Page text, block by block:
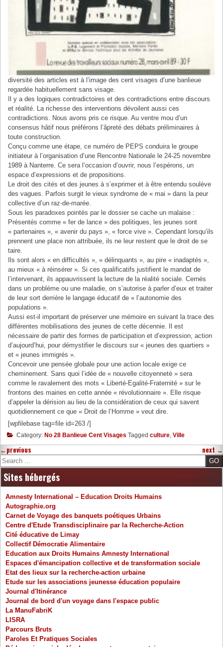
diversité des articles est à l’image des cent visages d’une banlieue
regardée habituellement sans visage.
Il y a des logiques contradictoires et des contradictions entre discours
et réalité. La richesse des interventions dévoilent aussi ces
contradictions. Nous avons pris ce risque. Au ventre mou d’un
consensus hâtif nous préférons l’âpreté des débats préliminaires à
toute construction.
Conçu comme une étape, ce numéro de PEPS conduira le groupe
initiateur à l’organisation d’une Rencontre Nationale le 24-25 novembre
1989 à Nanterre. Ce sera l’occasion d’ouvrir, nous l’espérons, un
espace d’expressions et de propositions.
Le droit des cités et des jeunes à s’exprimer et à être entendu soulève
des vagues. Parfois surgit le vieux syndrome de « mai » dans la peur
collective d’un raz-de-marée.
Sous les paradoxes pointés par le dossier se cache un malaise :
Présentés comme « fer de lance » des politiques, les jeunes sont
« partenaires », « avenir du pays », « force vive ». Cependant lorsqu’ils
prennent une place non attribuée, ils ne leur restent que le droit de se
taire.
Ils sont alors « en difficultés », « délinquants », au pire « inadaptés »,
au mieux « à réinsérer ». Si ces qualificatifs justifient le mandat de
l’intervenant, ils appauvrissent la lecture de la réalité sociale. Cernés
dans un problème ou une maladie, on s’autorise à parler d’eux et traiter
de leur sort derrière le langage éducatif de « l’autonomie des
populations ».
Aussi est-il important de préserver une mémoire en suivant la trace des
différentes mobilisations des jeunes de cette décennie. Il est
nécessaire de partir des formes de participation et d’expression, action
d’aujourd’hui, pour démystifier le discours sur « jeunes des quartiers »
et « jeunes immigrés ».
Concevoir une pensée globale pour une action locale exige ce
cheminement. Sans quoi l’idée de « nouvelle citoyenneté » sera
comme le ravalement des mots « Liberté-Egalité-Fraternité » sur le
frontons des mairies en cette année « révolutionnaire ». Elle risque
d’appeler la dérision au lieu de la considération de ceux qui savent
quotidiennement ce que « Droit de l’Homme » veut dire.
[wpfilebase tag=file id=263 /]
Category: No 28 Banlieue Cent Visages Tagged culture, Ville
←previous next →
Search
Sites hébergés
Amnesty International – Education Droits Humains
Autographie.org
Carnet de Voyage des banquets poétiques Urbains
Centre d'Etude Transdisciplinaire par la Recherche-Action
Cité éducative de Limay
Collectif Démocratie Alimentaire
Education aux Droits Humains Amnesty International
Espaces d'émancipation collective et de transformation sociale
Etat des lieux sur la recherche-action urbaine
Etude sur les associations jeunesse éducation populaire
Journal d'Itinérance
Journal de bord d'un voyage dans l'espace public
La ManuFabriK
LISRA
Parcours Bruts
Paroles Et Pratiques Sociales